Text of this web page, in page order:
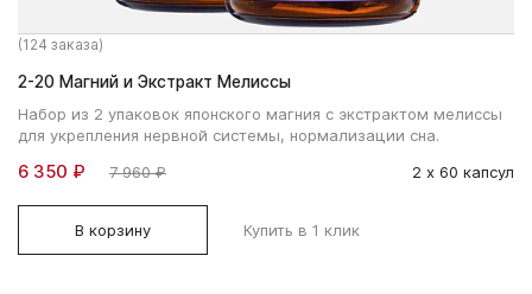
(124 заказа)
2-20 Магний и Экстракт Мелиссы
Набор из 2 упаковок японского магния с экстрактом мелиссы
для укрепления нервной системы, нормализации сна.
6 350 ₽ 7 960 ₽ 2 х 60 капсул
В корзину Купить в 1 клик